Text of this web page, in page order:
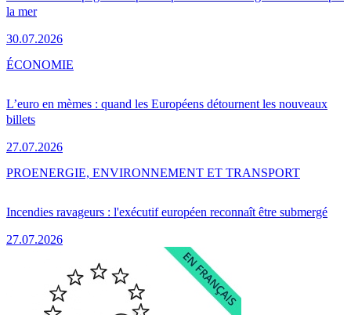
la mer
30.07.2026
L’euro en mèmes : quand les Européens détournent les nouveaux
billets
27.07.2026
ÉCONOMIE
Incendies ravageurs : l'exécutif européen reconnaît être submergé
27.07.2026
PROENERGIE, ENVIRONNEMENT ET TRANSPORT